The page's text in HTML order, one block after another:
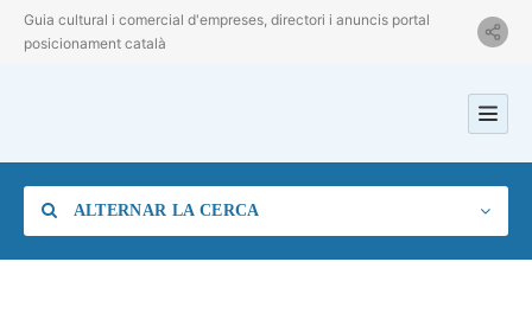
Guia cultural i comercial d'empreses, directori i anuncis portal
posicionament català
ALTERNAR LA CERCA